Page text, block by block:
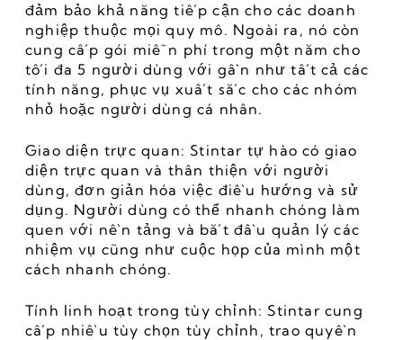
đảm bảo khả năng tiếp cận cho các doanh
nghiệp thuộc mọi quy mô. Ngoài ra, nó còn
cung cấp gói miễn phí trong một năm cho
tối đa 5 người dùng với gần như tất cả các
tính năng, phục vụ xuất sắc cho các nhóm
nhỏ hoặc người dùng cá nhân.
Giao diện trực quan: Stintar tự hào có giao
diện trực quan và thân thiện với người
dùng, đơn giản hóa việc điều hướng và sử
dụng. Người dùng có thể nhanh chóng làm
quen với nền tảng và bắt đầu quản lý các
nhiệm vụ cũng như cuộc họp của mình một
cách nhanh chóng.
Tính linh hoạt trong tùy chỉnh: Stintar cung
cấp nhiều tùy chọn tùy chỉnh, trao quyền